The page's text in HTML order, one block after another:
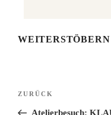
Vorheriger
Beitrag
ZURÜCK
Atelierbesuch: